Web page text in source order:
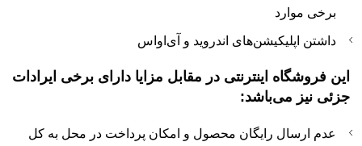
برخی موارد
‌داشتن اپلیکیشن‌های اندروید و آی‌او‌اس
این فروشگاه اینترنتی در مقابل مزایا دارای برخی ایرادات
جزئی نیز می‌باشد:
عدم ارسال رایگان محصول و امکان پرداخت در محل به کل